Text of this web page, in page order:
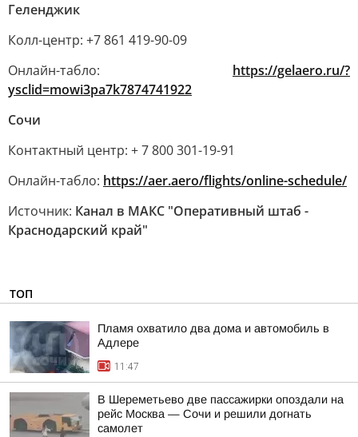
Геленджик
Колл-центр: +7 861 419-90-09
Онлайн-табло: https://gelaero.ru/?
ysclid=mowi3pa7k7874741922
Сочи
Контактный центр: + 7 800 301-19-91
Онлайн-табло: https://aer.aero/flights/online-schedule/
Источник: Канал в МАКС "Оперативный штаб -
Краснодарский край"
ТОП
Пламя охватило два дома и автомобиль в
Адлере
11:47
В Шереметьево две пассажирки опоздали на
рейс Москва — Сочи и решили догнать
самолет